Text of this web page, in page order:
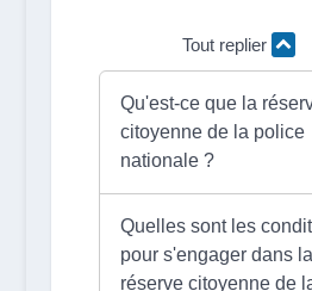
Tout replier
Qu'est-ce que la
citoyenne de la police
nationale ?
Quelles sont les
pour s'engager dans la
réserve citoyenne de